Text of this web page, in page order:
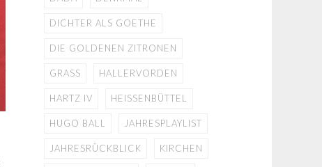
DICHTER ALS GOETHE
DIE GOLDENEN ZITRONEN
GRASS HALLERVORDEN
HARTZ IV HEISSENBÜTTEL
HUGO BALL JAHRESPLAYLIST
JAHRESRÜCKBLICK KIRCHEN